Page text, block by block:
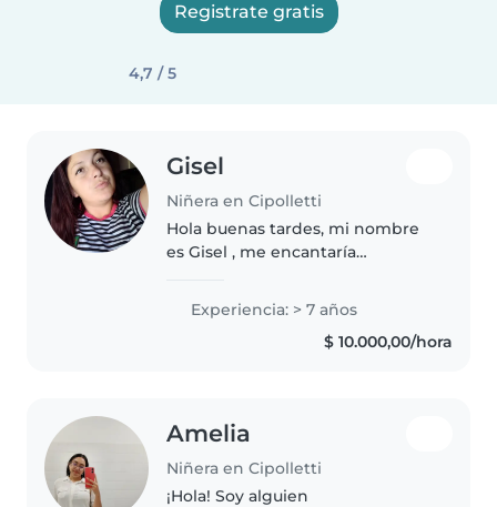
Registrate gratis
4,7 / 5
Gisel
Niñera en Cipolletti
Hola buenas tardes, mi nombre
es Gisel , me encantaría
empleadas domésticas, mi
objetivo es llegar a un hogar y
dar lo mejor de mi , tengo
Experiencia: > 7 años
$ 10.000,00/hora
Amelia
Niñera en Cipolletti
¡Hola! Soy alguien